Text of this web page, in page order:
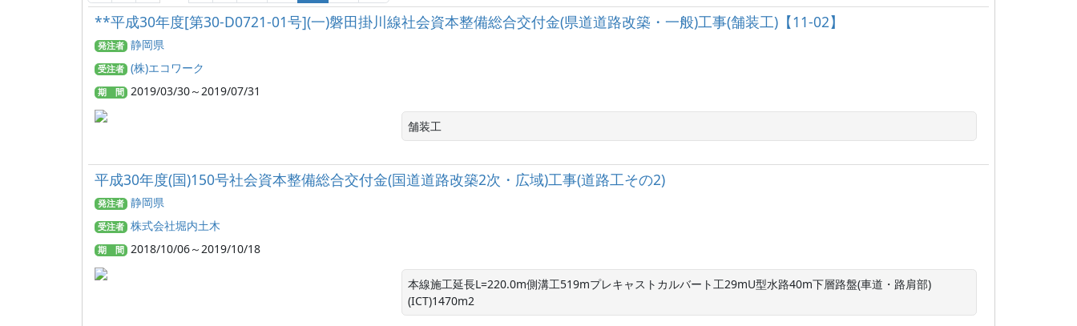
**平成30年度[第30‐D0721‐01号](一)磐田掛川線社会資本整備総合交付金(県道道路改築・一般)工事(舗装工)【11‐02】
発注者 静岡県
受注者 (株)エコワーク
期 間 2019/03/30～2019/07/31
舗装工
平成30年度(国)150号社会資本整備総合交付金(国道道路改築2次・広域)工事(道路工その2)
発注者 静岡県
受注者 株式会社堀内土木
期 間 2018/10/06～2019/10/18
本線施工延長L=220.0m側溝工519mプレキャストカルバート工29mU型水路40m下層路盤(車道・路肩部)
(ICT)1470m2